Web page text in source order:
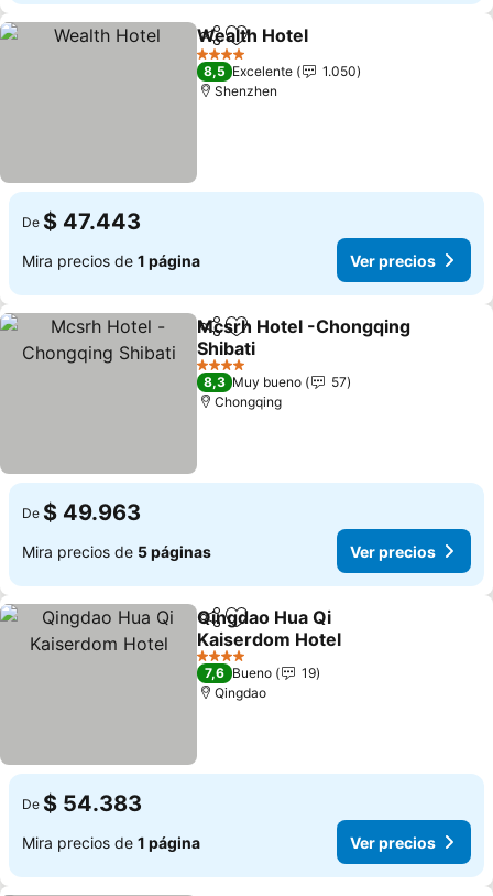
CompartirAgregar a favoritos
Wealth Hotel
4 Estrellas
8,5 Excelente
1.050
Shenzhen
De $ 47.443
Mira precios de 1 página Ver precios
CompartirAgregar a favoritos
Mcsrh Hotel -Chongqing
Shibati
Ver precios
4 Estrellas
8,3 Muy bueno
57
Chongqing
De $ 49.963
Mira precios de 5 páginas Ver precios
CompartirAgregar a favoritos
Qingdao Hua Qi
Kaiserdom Hotel
Ver precios
4 Estrellas
7,6 Bueno
19
Qingdao
De $ 54.383
Mira precios de 1 página Ver precios